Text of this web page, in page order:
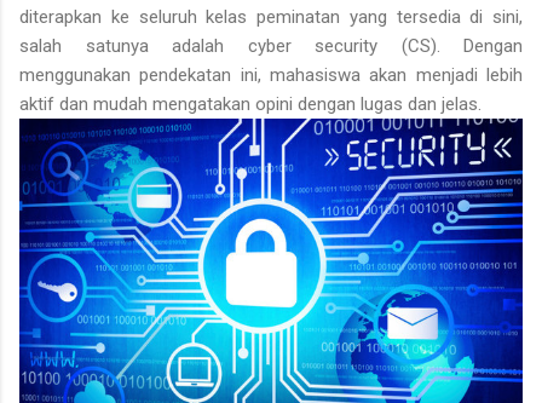
diterapkan ke seluruh kelas peminatan yang tersedia di sini,
salah satunya adalah cyber security (CS). Dengan
menggunakan pendekatan ini, mahasiswa akan menjadi lebih
aktif dan mudah mengatakan opini dengan lugas dan jelas.